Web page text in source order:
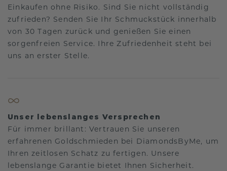
Einkaufen ohne Risiko. Sind Sie nicht vollständig
zufrieden? Senden Sie Ihr Schmuckstück innerhalb
von 30 Tagen zurück und genießen Sie einen
sorgenfreien Service. Ihre Zufriedenheit steht bei
uns an erster Stelle.
Unser lebenslanges Versprechen
Für immer brillant: Vertrauen Sie unseren
erfahrenen Goldschmieden bei DiamondsByMe, um
Ihren zeitlosen Schatz zu fertigen. Unsere
lebenslange Garantie bietet Ihnen Sicherheit.